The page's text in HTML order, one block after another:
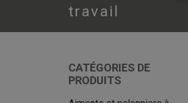
travail
CATÉGORIES DE
PRODUITS